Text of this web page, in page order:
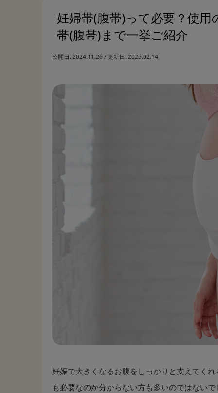
妊婦帯(腹帯)って必要？使
帯(腹帯)まで一挙ご紹介
公開日:2024.11.26/更新日:2025.02.14
妊娠で大きくなるお腹をしっかりと支えてくれ
も必要なのか分からない方も多いのではない